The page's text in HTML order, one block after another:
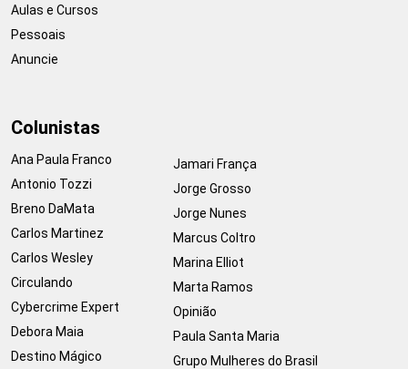
Aulas e Cursos
Pessoais
Anuncie
Colunistas
Ana Paula Franco
Antonio Tozzi
Breno DaMata
Carlos Martinez
Carlos Wesley
Circulando
Cybercrime Expert
Debora Maia
Destino Mágico
Jamari França
Jorge Grosso
Jorge Nunes
Marcus Coltro
Marina Elliot
Marta Ramos
Opinião
Paula Santa Maria
Grupo Mulheres do Brasil